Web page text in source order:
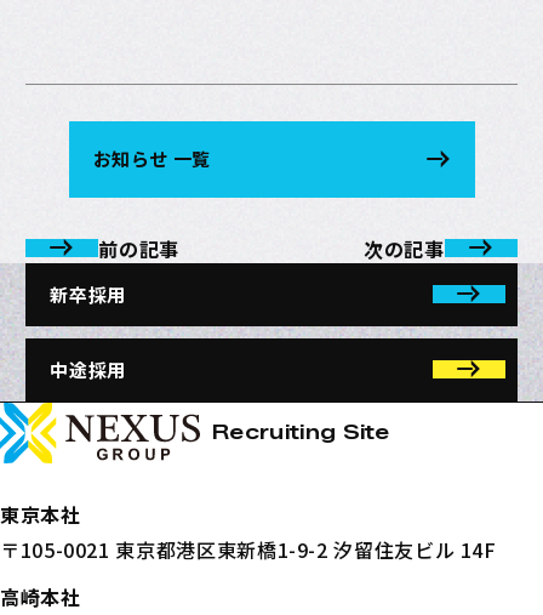
前の記事 次の記事
お知らせ 一覧
新卒採用
中途採用
NEXUSホールディングス株式会社
Recruiting Site
東京本社
〒105-0021 東京都港区東新橋1-9-2 汐留住友ビル 14F
高崎本社
ページトップへ